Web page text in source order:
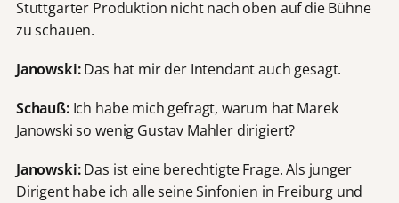
Stuttgarter Produktion nicht nach oben auf die Bühne
zu schauen.
Janowski:Das hat mir der Intendant auch gesagt.
Schauß:Ich habe mich gefragt, warum hat Marek
Janowski so wenig Gustav Mahler dirigiert?
Janowski:Das ist eine berechtigte Frage. Als junger
Dirigent habe ich alle seine Sinfonien in Freiburg und